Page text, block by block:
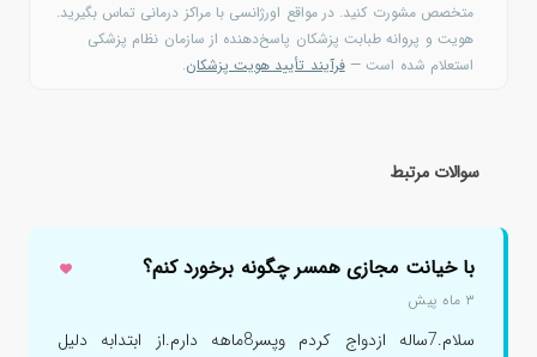
متخصص مشورت کنید. در مواقع اورژانسی با مراکز درمانی تماس بگیرید.
هویت و پروانه طبابت پزشکان پاسخ‌دهنده از سازمان نظام پزشکی
استعلام شده است —فرآیند تأیید هویت پزشکان.
سوالات مرتبط
با خیانت مجازی همسر چگونه برخورد کنم؟
۳ ماه پیش
سلام.7ساله ازدواج کردم وپسر8ماهه دارم.از ابتدابه دلیل